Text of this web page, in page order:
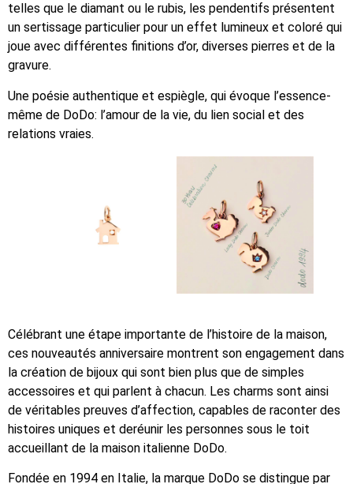
telles que le diamant ou le rubis, les pendentifs présentent
un sertissage particulier pour un effet lumineux et coloré qui
joue avec différentes finitions d’or, diverses pierres et de la
gravure.
Une poésie authentique et espiègle, qui évoque l’essence-
même de DoDo: l’amour de la vie, du lien social et des
relations vraies.
Célébrant une étape importante de l’histoire de la maison,
ces nouveautés anniversaire montrent son engagement dans
la création de bijoux qui sont bien plus que de simples
accessoires et qui parlent à chacun. Les charms sont ainsi
de véritables preuves d’affection, capables de raconter des
histoires uniques et deréunir les personnes sous le toit
accueillant de la maison italienne DoDo.
Fondée en 1994 en Italie, la marque DoDo se distingue par